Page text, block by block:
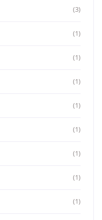
(3)
(1)
(1)
(1)
(1)
(1)
(1)
(1)
(1)